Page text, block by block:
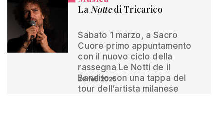
La Nottedi Tricarico
Sabato 1 marzo, a Sacro
Cuore primo appuntamento
con il nuovo ciclo della
rassegna Le Notti de il
Bandito con una tappa del
tour dell’artista milanese
20 feb 2025